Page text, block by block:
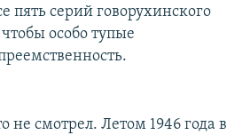
пять серий говорухинского
особо тупые
не смотрел. Летом 1946 года в